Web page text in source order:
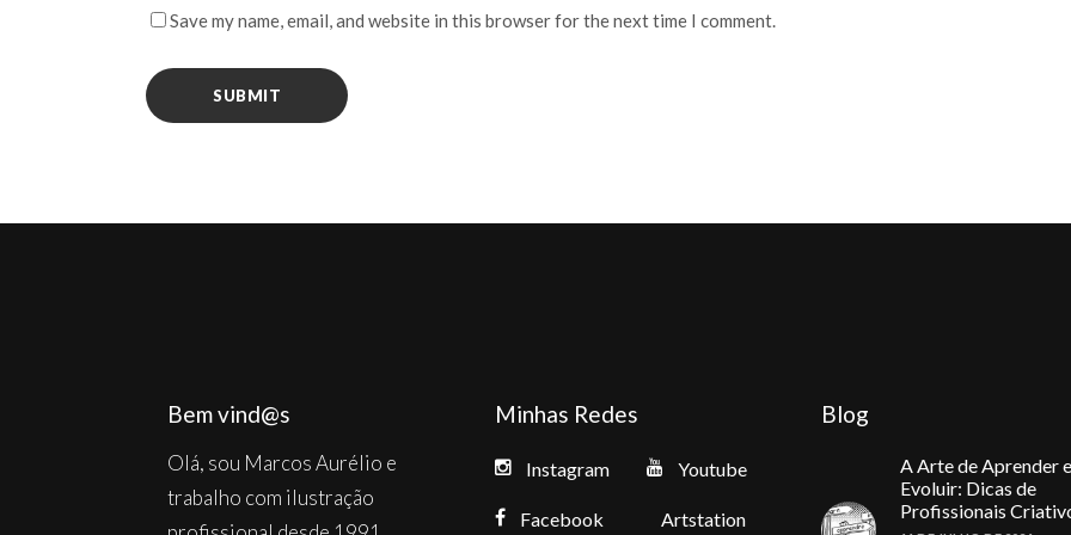
Save my name, email, and website in this browser for the next time I comment.
Bem vind@s
Olá, sou Marcos Aurélio e
trabalho com ilustração
Minhas Redes
Instagram
Facebook
Youtube
Artstation
Blog
A Arte de Aprender e
Evoluir: Dicas de
Profissionais